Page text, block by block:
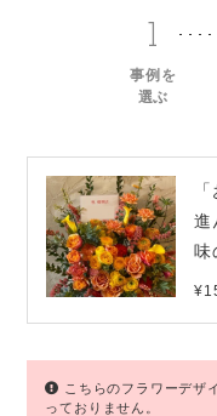
1
事例を
選ぶ
進
味
こちらのフラワーデザ
っておりません。